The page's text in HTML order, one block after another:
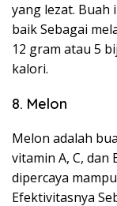
yang lezat. Buah
baik Sebagai
12 gram atau 5
kalori.
8. Melon
Melon adalah
vitamin A, C, dan
dipercaya
Efektivitasnya